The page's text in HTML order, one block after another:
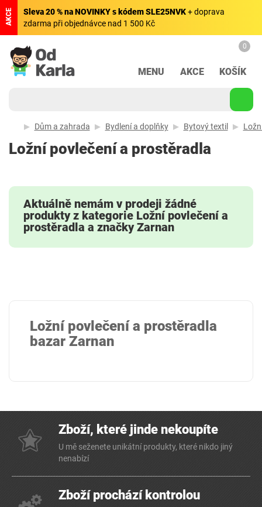
AKCE Sleva 20 % na NOVINKY s kódem SLE25NVK+ doprava
zdarma při objednávce nad 1 500 Kč
MENU AKCE
0
KOŠÍK
Dům a zahrada Bydlení a doplňky Bytový textil
Ložní povlečení a prostěradla
Aktuálně nemám v prodeji žádné
produkty z kategorie Ložní povlečení a
prostěradla a značky Zarnan
Ložní povlečení a prostěradla
bazar Zarnan
Zboží, které jinde nekoupíte
U mě seženete unikátní produkty, které nikdo jiný
nenabízí
Zboží prochází kontrolou